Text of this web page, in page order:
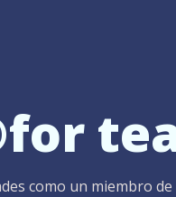
como un miembro